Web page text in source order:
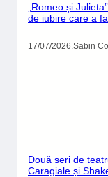
„Romeo și
de iubire care a
17/07/2026 Sabin
Două seri de
Caragiale și